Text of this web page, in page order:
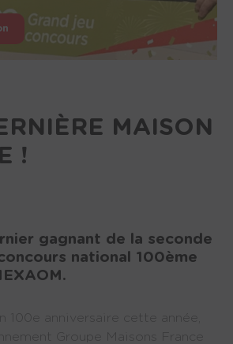
MAISON
!
gagnant de la seconde
national 100ème
Groupe Maisons France